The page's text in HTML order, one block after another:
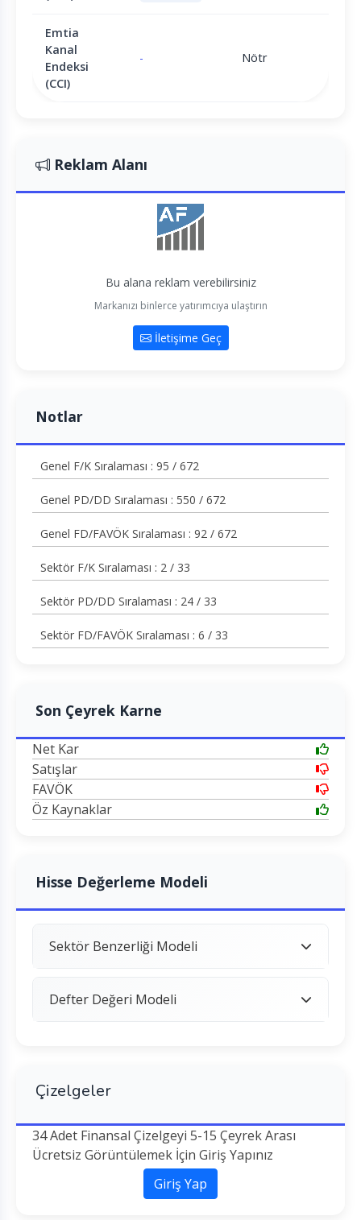
Emtia
Kanal
Endeksi
(CCI)
- Nötr
Reklam Alanı
Bu alana reklam verebilirsiniz
Markanızı binlerce yatırımcıya ulaştırın
İletişime Geç
Notlar
Genel F/K Sıralaması : 95 / 672
Genel PD/DD Sıralaması : 550 / 672
Genel FD/FAVÖK Sıralaması : 92 / 672
Sektör F/K Sıralaması : 2 / 33
Sektör PD/DD Sıralaması : 24 / 33
Sektör FD/FAVÖK Sıralaması : 6 / 33
Son Çeyrek Karne
Net Kar
Satışlar
FAVÖK
Öz Kaynaklar
Hisse Değerleme Modeli
Sektör Benzerliği Modeli
Defter Değeri Modeli
Çizelgeler
34 Adet Finansal Çizelgeyi 5-15 Çeyrek Arası
Ücretsiz Görüntülemek İçin Giriş Yapınız
Giriş Yap